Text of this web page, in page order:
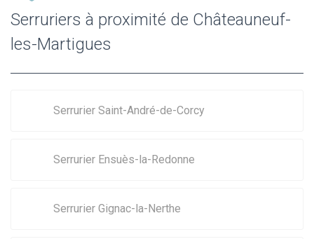
Serruriers à proximité de Châteauneuf-
les-Martigues
Serrurier Saint-André-de-Corcy
Serrurier Ensuès-la-Redonne
Serrurier Gignac-la-Nerthe